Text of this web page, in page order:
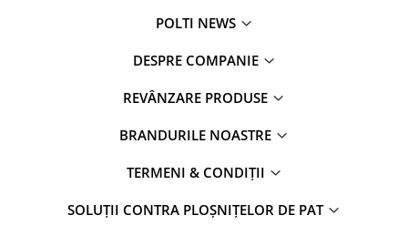
POLTI NEWS
DESPRE COMPANIE
REVÂNZARE PRODUSE
BRANDURILE NOASTRE
TERMENI & CONDIȚII
SOLUȚII CONTRA PLOȘNIȚELOR DE PAT